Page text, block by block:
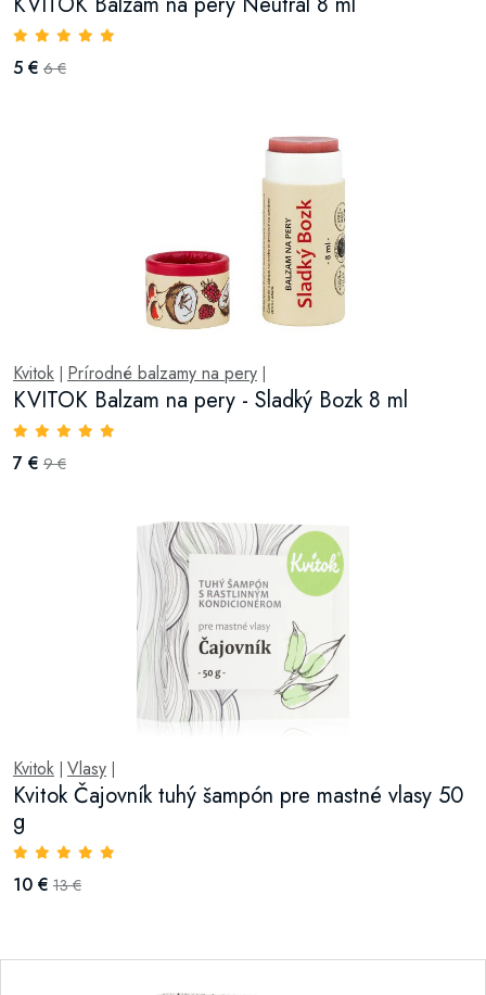
5 € 6 €
Kvitok Prírodné balzamy na pery
KVITOK Balzam na pery - Sladký Bozk 8 ml
7 € 9 €
Kvitok Vlasy
Kvitok Čajovník tuhý šampón pre mastné vlasy 50
g
10 € 13 €